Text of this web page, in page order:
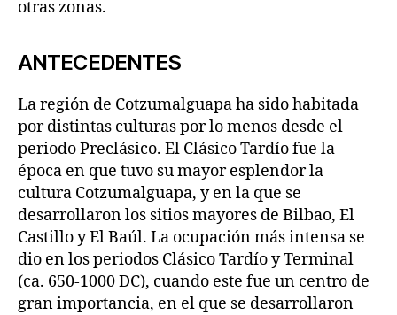
otras zonas.
ANTECEDENTES
La región de Cotzumalguapa ha sido habitada
por distintas culturas por lo menos desde el
periodo Preclásico. El Clásico Tardío fue la
época en que tuvo su mayor esplendor la
cultura Cotzumalguapa, y en la que se
desarrollaron los sitios mayores de Bilbao, El
Castillo y El Baúl. La ocupación más intensa se
dio en los periodos Clásico Tardío y Terminal
(ca. 650-1000 DC), cuando este fue un centro de
gran importancia, en el que se desarrollaron